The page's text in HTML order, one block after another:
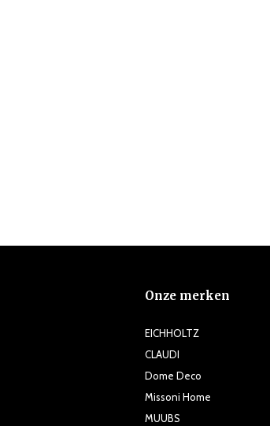
Onze merken
EICHHOLTZ
CLAUDI
Dome Deco
Missoni Home
MUUBS